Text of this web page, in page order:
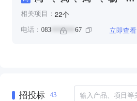
相关项目： 22个
电话： 083 ******* 67 立即查看
招投标 43